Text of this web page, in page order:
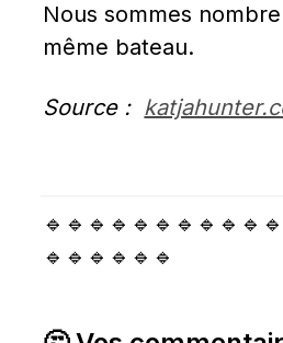
Nous sommes
même bateau.
Source :
🔹🔹🔹🔹🔹🔹